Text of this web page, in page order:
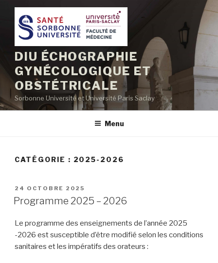
contenu
principal
DIU ÉCHOGRAPHIE
GYNÉCOLOGIQUE ET
OBSTÉTRICALE
Sorbonne Université et Université Paris Saclay
Menu
CATÉGORIE : 2025-2026
PUBLIÉ
LE
24 OCTOBRE 2025
Programme 2025 – 2026
Le programme des enseignements de l’année 2025
-2026 est susceptible d’être modifié selon les conditions
sanitaires et les impératifs des orateurs :